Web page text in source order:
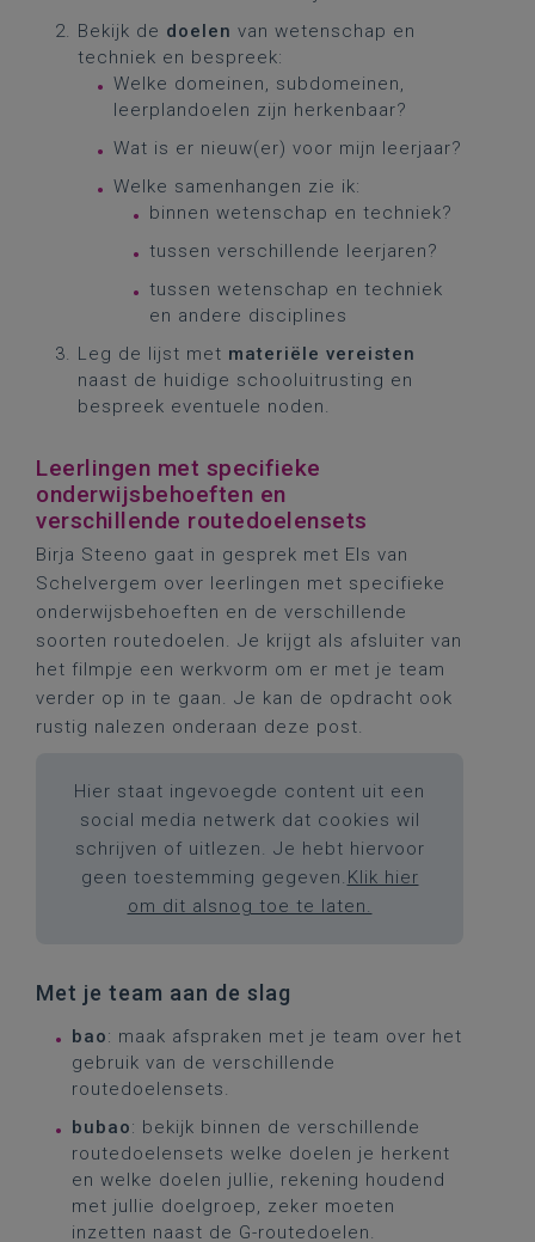
Bekijk de doelen van wetenschap en
techniek en bespreek:
Welke domeinen, subdomeinen,
leerplandoelen zijn herkenbaar?
Wat is er nieuw(er) voor mijn leerjaar?
Welke samenhangen zie ik:
binnen wetenschap en techniek?
tussen verschillende leerjaren?
tussen wetenschap en techniek
en andere disciplines
Leg de lijst met materiële vereisten
naast de huidige schooluitrusting en
bespreek eventuele noden.
Leerlingen met specifieke
onderwijsbehoeften en
verschillende routedoelensets
Birja Steeno gaat in gesprek met Els van
Schelvergem over leerlingen met specifieke
onderwijsbehoeften en de verschillende
soorten routedoelen. Je krijgt als afsluiter van
het filmpje een werkvorm om er met je team
verder op in te gaan. Je kan de opdracht ook
rustig nalezen onderaan deze post.
Hier staat ingevoegde content uit een
social media netwerk dat cookies wil
schrijven of uitlezen. Je hebt hiervoor
geen toestemming gegeven. Klik hier
om dit alsnog toe te laten.
Met je team aan de slag
bao: maak afspraken met je team over het
gebruik van de verschillende
routedoelensets.
bubao: bekijk binnen de verschillende
routedoelensets welke doelen je herkent
en welke doelen jullie, rekening houdend
met jullie doelgroep, zeker moeten
inzetten naast de G-routedoelen.